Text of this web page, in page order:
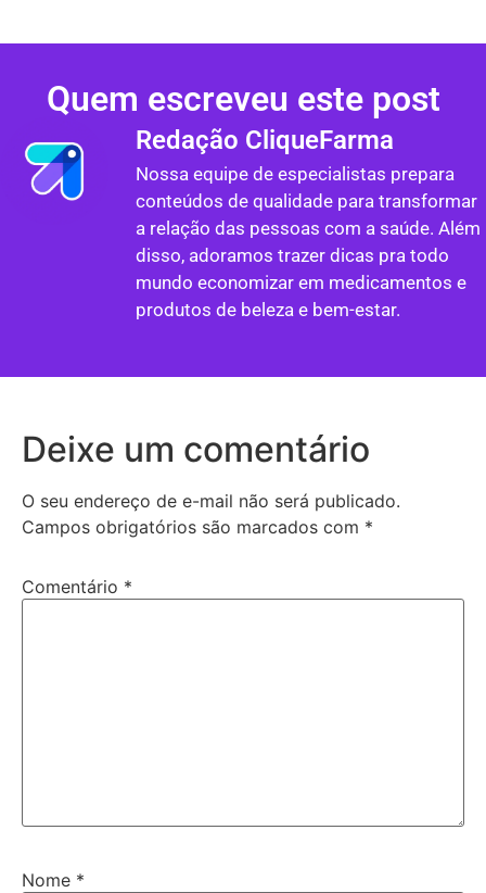
Quem escreveu este post
Redação CliqueFarma
Nossa equipe de especialistas prepara
conteúdos de qualidade para transformar
a relação das pessoas com a saúde. Além
disso, adoramos trazer dicas pra todo
mundo economizar em medicamentos e
produtos de beleza e bem-estar.
Deixe um comentário
O seu endereço de e-mail não será publicado.
Campos obrigatórios são marcados com *
Comentário *
Nome *